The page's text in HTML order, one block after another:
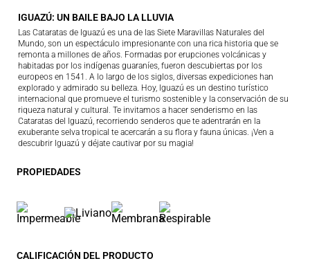
IGUAZÚ: UN BAILE BAJO LA LLUVIA
Las Cataratas de Iguazú es una de las Siete Maravillas Naturales del
Mundo, son un espectáculo impresionante con una rica historia que se
remonta a millones de años. Formadas por erupciones volcánicas y
habitadas por los indígenas guaraníes, fueron descubiertas por los
europeos en 1541. A lo largo de los siglos, diversas expediciones han
explorado y admirado su belleza. Hoy, Iguazú es un destino turístico
internacional que promueve el turismo sostenible y la conservación de su
riqueza natural y cultural. Te invitamos a hacer senderismo en las
Cataratas del Iguazú, recorriendo senderos que te adentrarán en la
exuberante selva tropical te acercarán a su flora y fauna únicas. ¡Ven a
descubrir Iguazú y déjate cautivar por su magia!
PROPIEDADES
CALIFICACIÓN DEL PRODUCTO